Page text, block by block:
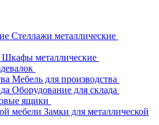
Стеллажи металлические
Шкафы металлические
Мебель для производства
Оборудование для склада
ящики
Замки для металлической